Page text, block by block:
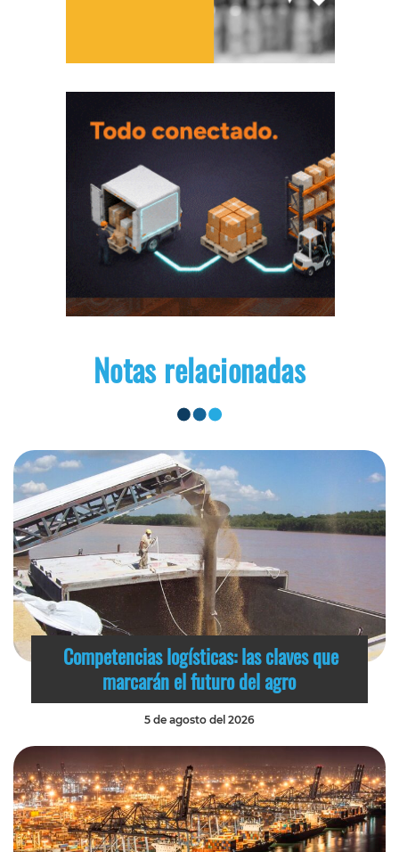
Notas relacionadas
Competencias logísticas: las claves que
marcarán el futuro del agro
5 de agosto del 2026